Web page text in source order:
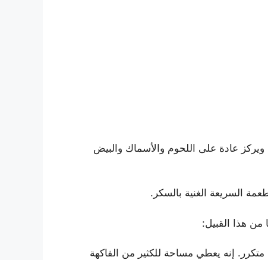
عادة على اللحوم والأسماك والبيض
السريعة الغنية بالسكر.
من هذا القبيل:
إنه يعطي مساحة للكثير من الفاكهة